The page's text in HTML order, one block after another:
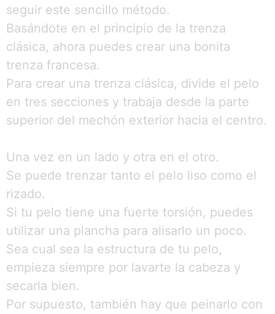
seguir este sencillo método.
Basándote en el principio de la trenza
clásica, ahora puedes crear una bonita
trenza francesa.
Para crear una trenza clásica, divide el pelo
en tres secciones y trabaja desde la parte
superior del mechón exterior hacia el centro.
Una vez en un lado y otra en el otro.
Se puede trenzar tanto el pelo liso como el
rizado.
Si tu pelo tiene una fuerte torsión, puedes
utilizar una plancha para alisarlo un poco.
Sea cual sea la estructura de tu pelo,
empieza siempre por lavarte la cabeza y
secarla bien.
Por supuesto, también hay que peinarlo con